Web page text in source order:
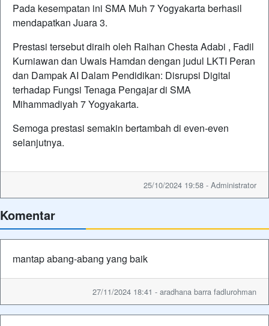
Pada kesempatan ini SMA Muh 7 Yogyakarta berhasil
mendapatkan Juara 3.
Prestasi tersebut diraih oleh Raihan Chesta Adabi , Fadil
Kurniawan dan Uwais Hamdan dengan judul LKTI Peran
dan Dampak AI Dalam Pendidikan: Disrupsi Digital
terhadap Fungsi Tenaga Pengajar di SMA
Mihammadiyah 7 Yogyakarta.
Semoga prestasi semakin bertambah di even-even
selanjutnya.
25/10/2024 19:58 - Administrator
Komentar
mantap abang-abang yang baik
27/11/2024 18:41 - aradhana barra fadlurohman